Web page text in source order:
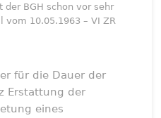
BGH schon vor sehr
vom 10.05.1963 – VI ZR
für die Dauer der
Erstattung der
eines